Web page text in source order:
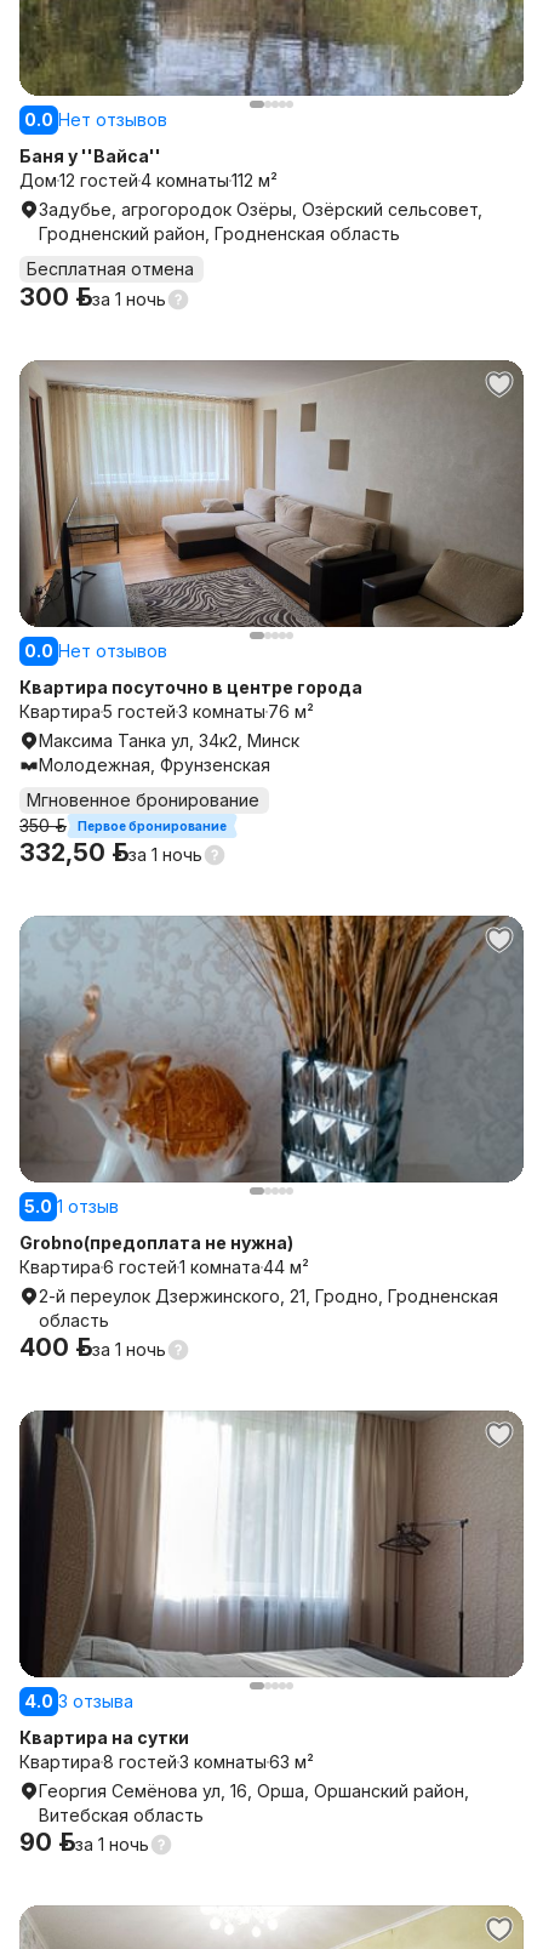
0.0 Нет отзывов
Баня у ''Вайса''
Дом12 гостей4 комнаты112 м²
Задубье, агрогородок Озёры, Озёрский сельсовет,
Гродненский район, Гродненская область
Бесплатная отмена
300 р.за 1 ночь
0.0 Нет отзывов
Квартира посуточно в центре города
Квартира5 гостей3 комнаты 76 м²
Максима Танка ул, 34к2, Минск
Молодежная, Фрунзенская
Мгновенное бронирование
350 р.
Первое бронирование
332,50 р.за 1 ночь
5.0 1 отзыв
Grobno(предоплата не нужна)
Квартира6 гостей1 комната44 м²
2-й переулок Дзержинского, 21, Гродно, Гродненская
область
400 р.за 1 ночь
4.0 3 отзыва
Квартира на сутки
Квартира8 гостей3 комнаты63 м²
Георгия Семёнова ул, 16, Орша, Оршанский район,
Витебская область
90 р.за 1 ночь